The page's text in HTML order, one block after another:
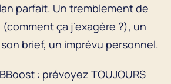
parfait. Un tremblement de
ça j’exagère ?), un
brief, un imprévu personnel.
: prévoyez TOUJOURS